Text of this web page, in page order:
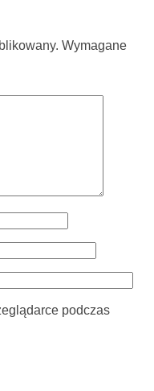
Wymagane
podczas